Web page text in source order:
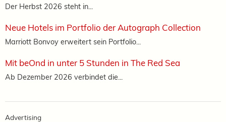
Der Herbst 2026 steht in...
Neue Hotels im Portfolio der Autograph Collection
Marriott Bonvoy erweitert sein Portfolio...
Mit beOnd in unter 5 Stunden in The Red Sea
Ab Dezember 2026 verbindet die...
Advertising